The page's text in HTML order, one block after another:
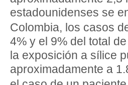
estadounidenses se
Colombia, los casos
4% y el 9% del total
la exposición a sílice
aproximadamente a